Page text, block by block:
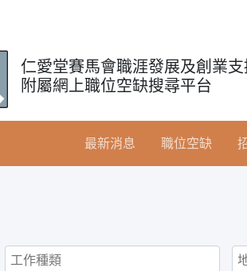
仁愛堂賽馬會職涯發展及創業
附屬網上職位空缺搜尋平台
最新消息 職位空缺